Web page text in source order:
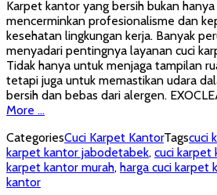
Karpet kantor yang bersih bukan
mencerminkan profesionalisme dan
kesehatan lingkungan kerja. Banyak
menyadari pentingnya layanan cuci
Tidak hanya untuk menjaga tampilan
tetapi juga untuk memastikan udara
bersih dan bebas dari alergen.
More …
CategoriesCuci Karpet KantorTagscuci
karpet kantor jabodetabek, cuci karpet
karpet kantor murah, harga cuci karpet
kantor